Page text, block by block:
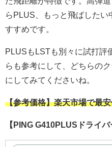
らPLUS、もっと飛ばした
すすめです。
PLUSもLSTも別々に試打評
らも参考にして、どちらの
にしてみてくださいね。
【参考価格】楽天市場で最
【PING G410PLUSドライ